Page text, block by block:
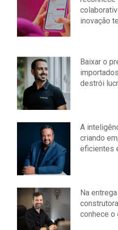
inovação
Baixar o
destrói
A
criando
eficientes
Na
conhece o